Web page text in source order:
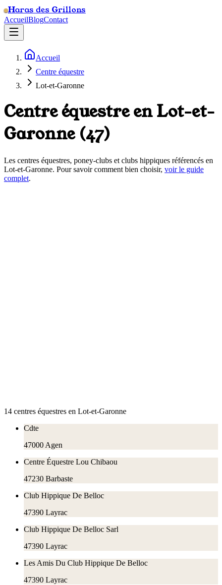
Haras des Grillons
AccueilBlogContact
Accueil
Centre équestre
Lot-et-Garonne
Centre équestre enLot-et-
Garonne(47)
Les centres équestres, poney-clubs et clubs hippiques référencés en
Lot-et-Garonne. Pour savoir comment bien choisir, voir le guide
complet.
14 centres équestres en Lot-et-Garonne
Cdte
47000 Agen
Centre Équestre Lou Chibaou
47230 Barbaste
Club Hippique De Belloc
47390 Layrac
Club Hippique De Belloc Sarl
47390 Layrac
Les Amis Du Club Hippique De Belloc
47390 Layrac